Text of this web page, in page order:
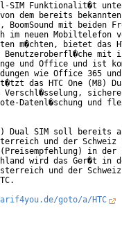
SIM Funktionalit�t
dem bereits bekannten
BoomSound mit beiden
im neuen
m�chten, bietet das
Benutzeroberfl�che
und Office und ist
wie Office 365
das HTC One (M8)
sichere
Datenl�schung und
Dual SIM soll bereits
und der
(Preisempfehlung) in
wird das Ger�t in
und der
goto/a/HTC